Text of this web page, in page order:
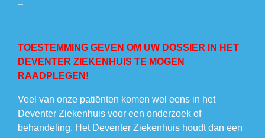
TOESTEMMING GEVEN OM UW DOSSIER IN HET
DEVENTER ZIEKENHUIS TE MOGEN
RAADPLEGEN!
Veel van onze patiënten komen wel eens in het
Deventer Ziekenhuis voor een onderzoek of
behandeling. Het Deventer Ziekenhuis houdt dan een